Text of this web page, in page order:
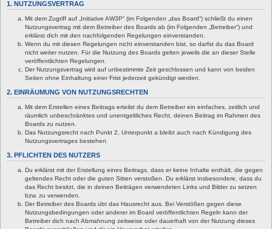
1. NUTZUNGSVERTRAG
Mit dem Zugriff auf „Initiative AW3P“ (im Folgenden „das Board“) schließt du einen
Nutzungsvertrag mit dem Betreiber des Boards ab (im Folgenden „Betreiber“) und
erklärst dich mit den nachfolgenden Regelungen einverstanden.
Wenn du mit diesen Regelungen nicht einverstanden bist, so darfst du das Board
nicht weiter nutzen. Für die Nutzung des Boards gelten jeweils die an dieser Stelle
veröffentlichten Regelungen.
Der Nutzungsvertrag wird auf unbestimmte Zeit geschlossen und kann von beiden
Seiten ohne Einhaltung einer Frist jederzeit gekündigt werden.
2. EINRÄUMUNG VON NUTZUNGSRECHTEN
Mit dem Erstellen eines Beitrags erteilst du dem Betreiber ein einfaches, zeitlich und
räumlich unbeschränktes und unentgeltliches Recht, deinen Beitrag im Rahmen des
Boards zu nutzen.
Das Nutzungsrecht nach Punkt 2, Unterpunkt a bleibt auch nach Kündigung des
Nutzungsvertrages bestehen.
3. PFLICHTEN DES NUTZERS
Du erklärst mit der Erstellung eines Beitrags, dass er keine Inhalte enthält, die gegen
geltendes Recht oder die guten Sitten verstoßen. Du erklärst insbesondere, dass du
das Recht besitzt, die in deinen Beiträgen verwendeten Links und Bilder zu setzen
bzw. zu verwenden.
Der Betreiber des Boards übt das Hausrecht aus. Bei Verstößen gegen diese
Nutzungsbedingungen oder anderer im Board veröffentlichten Regeln kann der
Betreiber dich nach Abmahnung zeitweise oder dauerhaft von der Nutzung dieses